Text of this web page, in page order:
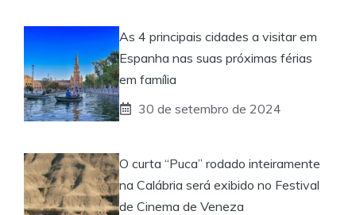
As 4 principais cidades a visitar em
Espanha nas suas próximas férias
em família
30 de setembro de 2024
O curta “Puca” rodado inteiramente
na Calábria será exibido no Festival
de Cinema de Veneza